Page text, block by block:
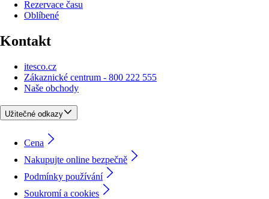
Rezervace času
Oblíbené
Kontakt
itesco.cz
Zákaznické centrum - 800 222 555
Naše obchody
Užitečné odkazy
Cena
Nakupujte online bezpečně
Podmínky používání
Soukromí a cookies